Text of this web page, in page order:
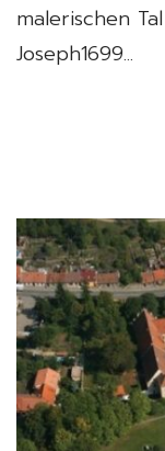
malerischen
Joseph1699...